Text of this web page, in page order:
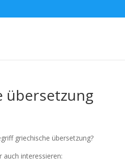
übersetzung
griechische übersetzung?
auch interessieren: